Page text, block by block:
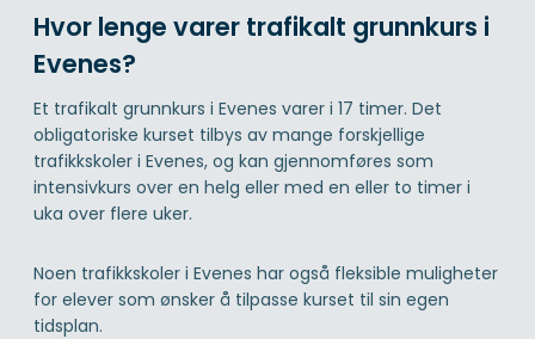
Hvor lenge varer trafikalt grunnkurs i
Evenes?
Et trafikalt grunnkurs i Evenes varer i 17 timer. Det
obligatoriske kurset tilbys av mange forskjellige
trafikkskoler i Evenes, og kan gjennomføres som
intensivkurs over en helg eller med en eller to timer i
uka over flere uker.
Noen trafikkskoler i Evenes har også fleksible muligheter
for elever som ønsker å tilpasse kurset til sin egen
tidsplan.